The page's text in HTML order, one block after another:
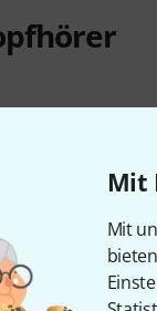
Mit
Mit